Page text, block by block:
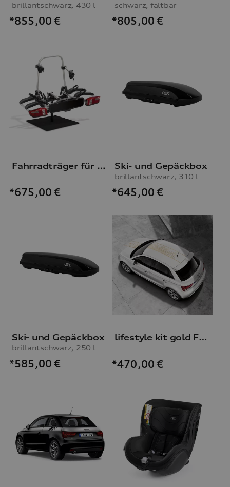
brillantschwarz, 430 l
*855,00 €
schwarz, faltbar
*805,00 €
Fahrradträger für die Anhängevorrichtung
*675,00 €
Ski- und Gepäckbox
brillantschwarz, 310 l
*645,00 €
Ski- und Gepäckbox
brillantschwarz, 250 l
*585,00 €
lifestyle kit gold Foliensatz plus
*470,00 €